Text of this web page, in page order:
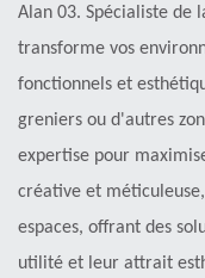
Alan 03. Spécialiste de
transforme vos
fonctionnels et
greniers ou d'autres
expertise pour
créative et
espaces, offrant des
utilité et leur attrait